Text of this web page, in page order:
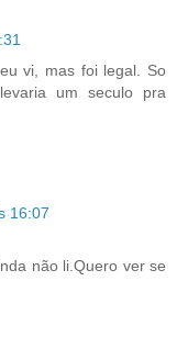
vi, mas foi legal. So
um seculo pra
16:07
não li.Quero ver se